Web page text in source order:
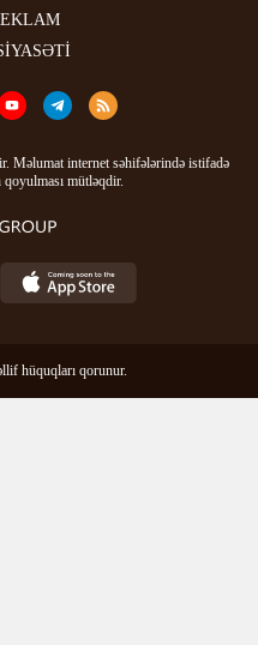
Məlumat internet səhifələrində istifadə
mütləqdir.
hüquqları qorunur.